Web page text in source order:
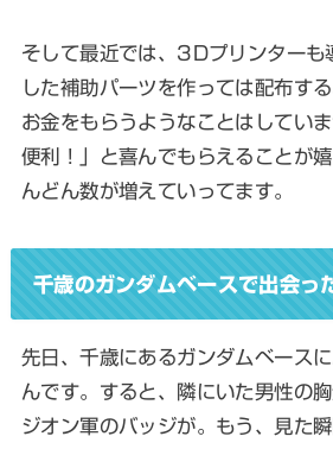
そして最近では、3Dプリンターも
した補助パーツを作っては配布す
お金をもらうようなことはしてい
便利！」と喜んでもらえることが
んどん数が増えていってます。
千歳のガンダムベースで出会っ
先日、千歳にあるガンダムベース
んです。すると、隣にいた男性の
ジオン軍のバッジが。もう、見た